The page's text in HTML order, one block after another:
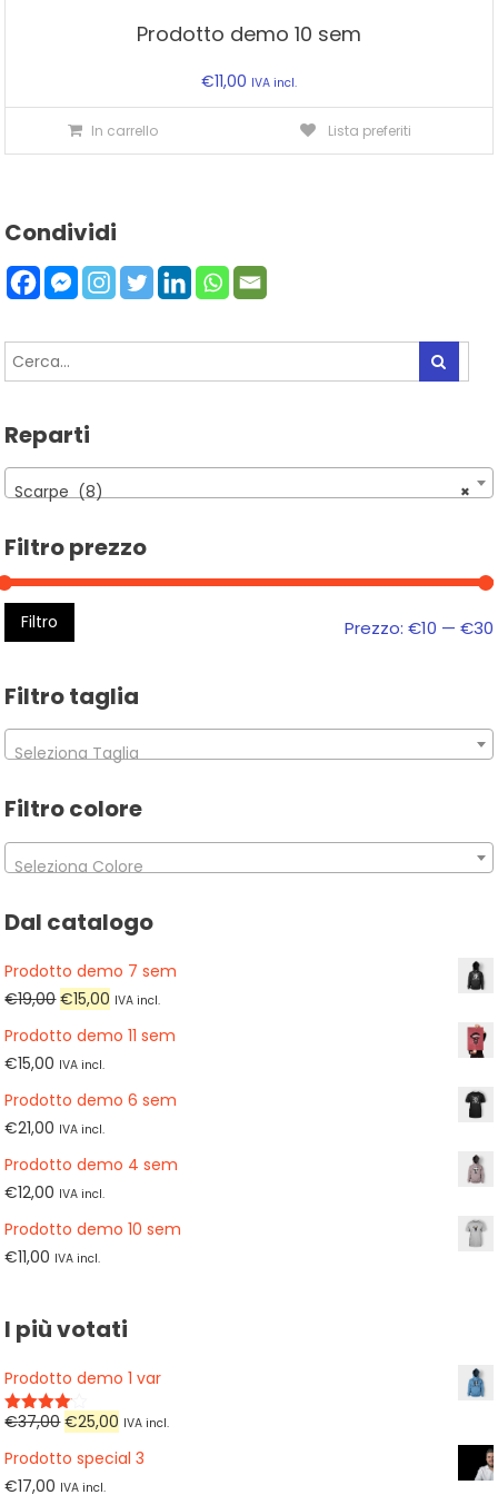
Prodotto demo 10 sem
€11,00 IVA incl.
In carrello Lista preferiti
Condividi
Reparti
×
Scarpe (8)
Filtro prezzo
Filtro Prezzo: €10 — €30
Filtro taglia
Seleziona Taglia
Filtro colore
Seleziona Colore
Dal catalogo
Prodotto demo 7 sem
€19,00Original
price
€15,00 Current
price
IVA incl.
Prodotto demo 11 sem
€15,00 IVA incl.
Prodotto demo 6 sem
€21,00 IVA incl.
Prodotto demo 4 sem
€12,00 IVA incl.
Prodotto demo 10 sem
€11,00 IVA incl.
I più votati
Prodotto demo 1 var
Valutato
5
€37,00Original
was:
€25,00 Current
price
IVA incl.
Prodotto special 3
€17,00 IVA incl.